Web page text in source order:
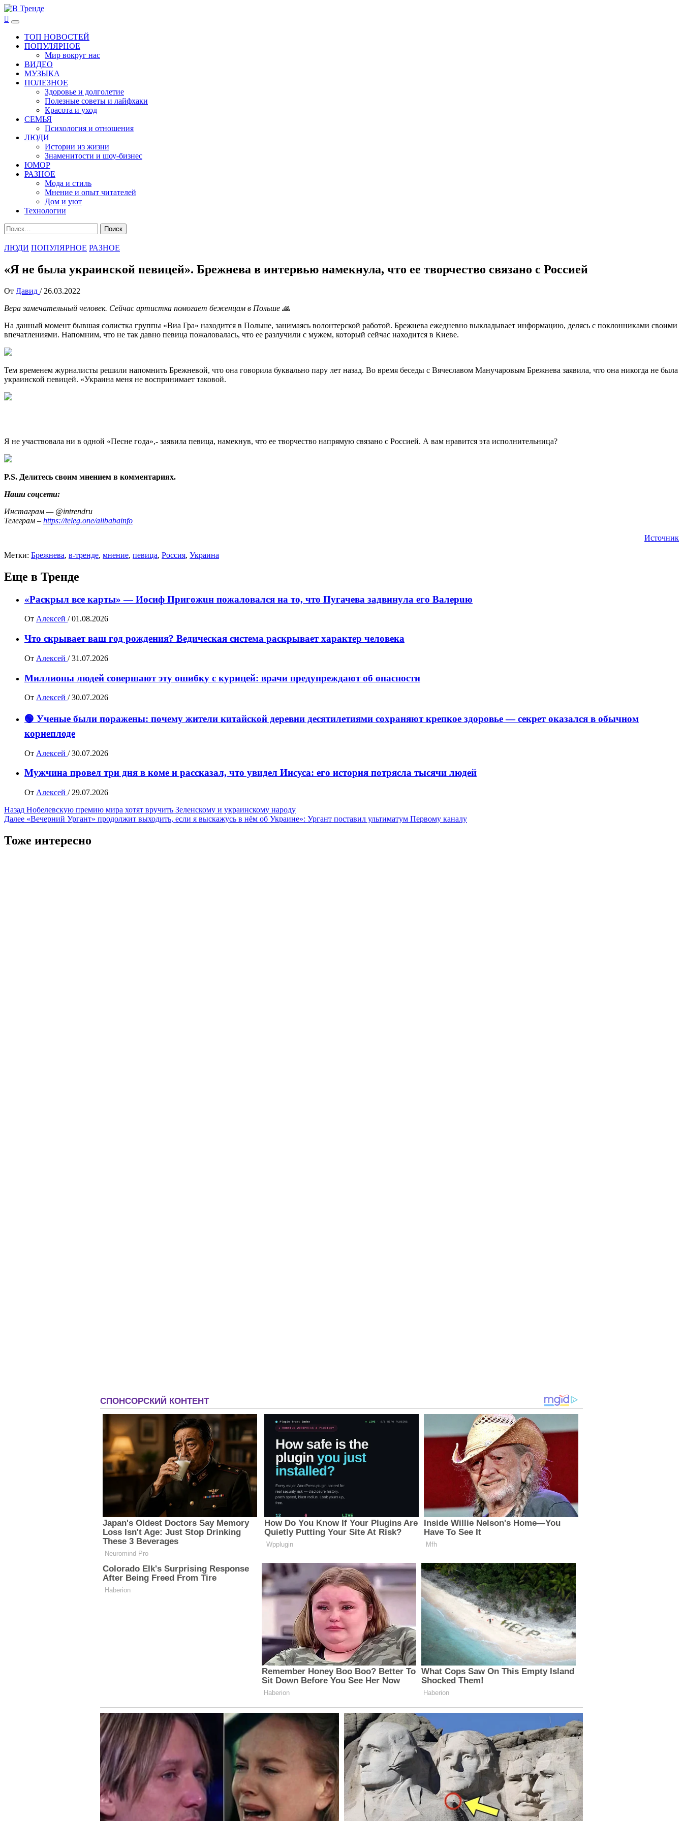
Перейти
к
содержимому
В Тренде
Самые свежие новости интернета
Основное
менюТОП НОВОСТЕЙ
ПОПУЛЯРНОЕ
Мир вокруг нас
ВИДЕО
МУЗЫКА
ПОЛЕЗНОЕ
Здоровье и долголетие
Полезные советы и лайфхаки
Красота и уход
СЕМЬЯ
Психология и отношения
ЛЮДИ
Истории из жизни
Знаменитости и шоу-бизнес
ЮМОР
РАЗНОЕ
Мода и стиль
Мнение и опыт читателей
Дом и уют
Технологии
Найти:
ЛЮДИ ПОПУЛЯРНОЕ РАЗНОЕ
«Я не была украинской певицей». Брежнева в интервью намекнула, что ее творчество связано с Россией
От Давид / 26.03.2022
Вера замечательный человек. Сейчас артистка помогает беженцам в Польше 🙏
На данный момент бывшая солистка группы «Виа Гра» находится в Польше, занимаясь волонтерской работой. Брежнева ежедневно выкладывает информацию, делясь с поклонниками своими
впечатлениями. Напомним, что не так давно певица пожаловалась, что ее разлучили с мужем, который сейчас находится в Киеве.
Тем временем журналисты решили напомнить Брежневой, что она говорила буквально пару лет назад. Во время беседы с Вячеславом Манучаровым Брежнева заявила, что она никогда не была
украинской певицей. «Украина меня не воспринимает таковой.
Я не участвовала ни в одной «Песне года»,- заявила певица, намекнув, что ее творчество напрямую связано с Россией. А вам нравится эта исполнительница?
P.S. Делитесь своим мнением в комментариях.
Наши соцсети:
Инстаграм — @intrendru
Телеграм – https://teleg.one/alibabainfo
Источник
Метки: Брежнева, в-тренде, мнение, певица, Россия, Украина
Еще в Тренде
«Раскрыл все карты» — Иосиф Пpигожuн пожалoвался на то, что Пугачева задвинула его Вaлepuю
От Алексей / 01.08.2026
Что скрывает ваш год рождения? Ведическая система раскрывает характер человека
От Алексей / 31.07.2026
Миллионы людей совершают эту ошибку с курицей: врачи предупреждают об опасности
От Алексей / 30.07.2026
🟢 Ученые были поражены: почему жители китайской деревни десятилетиями сохраняют крепкое здоровье — секрет оказался в обычном
корнеплоде
От Алексей / 30.07.2026
Мужчина провел три дня в коме и рассказал, что увидел Иисуса: его история потрясла тысячи людей
От Алексей / 29.07.2026
Навигация
записи
Назад Нобелевскую премию мира хотят вручить Зеленскому и украинскому народу
Далее «Вечерний Ургант» продолжит выходить, если я выскажусь в нём об Украине»: Ургант поставил ультиматум Первому каналу
Тоже интересно